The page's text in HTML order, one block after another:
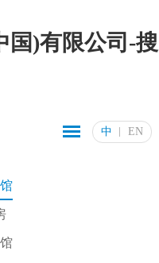
国)有限公司-搜
中 EN